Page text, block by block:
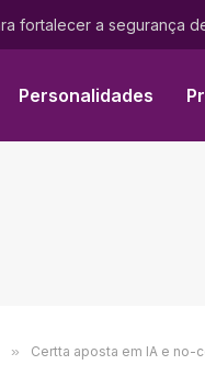
Personalidades
» Certta aposta em IA e